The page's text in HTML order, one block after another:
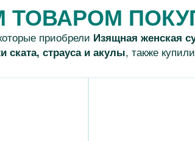
ТОВАРОМ
приобрели Изящная женская
ската, страуса и акулы, также купили